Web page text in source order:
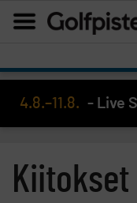
4.8.–11.8. - Live